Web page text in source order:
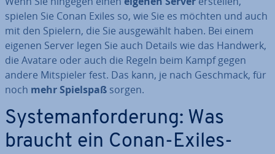
spielen Sie Conan Exiles so, wie Sie es möchten und auch
mit den Spielern, die Sie aus­ge­wählt haben. Bei einem
eigenen Server legen Sie auch Details wie das Handwerk,
die Avatare oder auch die Regeln beim Kampf gegen
andere Mit­spie­ler fest. Das kann, je nach Geschmack, für
noch mehr Spielspaß sorgen.
Sys­tem­an­for­de­rung: Was
braucht ein Conan-Exiles-